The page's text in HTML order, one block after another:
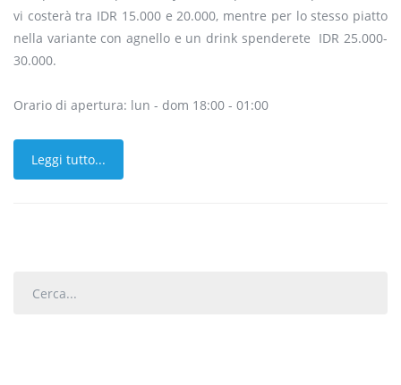
vi costerà tra IDR 15.000 e 20.000, mentre per lo stesso piatto
nella variante con agnello e un drink spenderete IDR 25.000-
30.000.
Orario di apertura: lun - dom 18:00 - 01:00
Leggi tutto...